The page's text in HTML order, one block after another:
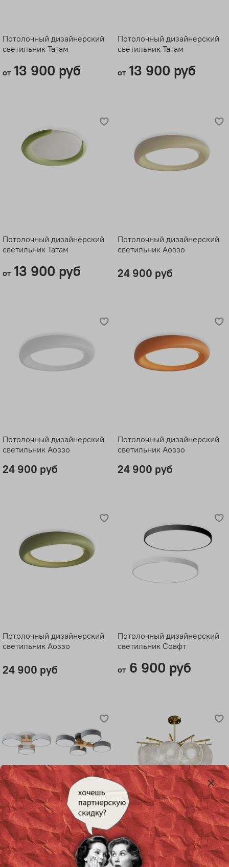
Потолочный дизайнерский
светильник Татам
от13 900 руб
Потолочный дизайнерский
светильник Татам
от13 900 руб
Потолочный дизайнерский
светильник Татам
от13 900 руб
Потолочный дизайнерский
светильник Аоззо
24 900 руб
Потолочный дизайнерский
светильник Аоззо
24 900 руб
Потолочный дизайнерский
светильник Аоззо
24 900 руб
Потолочный дизайнерский
светильник Аоззо
24 900 руб
Потолочный дизайнерский
светильник Совфт
от6 900 руб
Потолочный дизайнерский
светильник Sloh от Ligth
Room
Потолочная люстра Ниагрэ